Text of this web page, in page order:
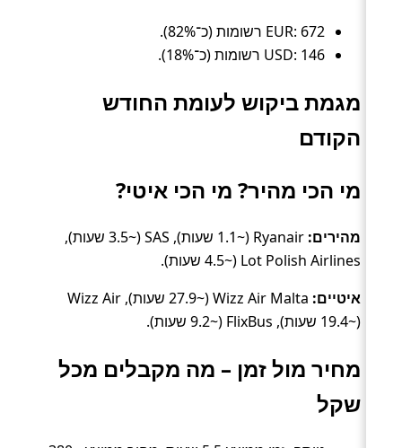
EUR: 672 רשומות (כ־82%).
USD: 146 רשומות (כ־18%).
מגמת ביקוש לעומת החודש
הקודם
מי הכי מהיר? מי הכי איטי?
מהירים:
Ryanair (~1.1 שעות), SAS (~3.5 שעות),
Lot Polish Airlines (~4.5 שעות).
איטיים:
Wizz Air Malta (~27.9 שעות), Wizz Air
(~19.4 שעות), FlixBus (~9.2 שעות).
מחיר מול זמן – מה מקבלים מכל
שקל